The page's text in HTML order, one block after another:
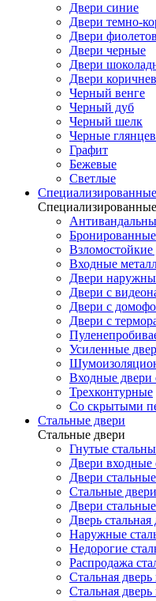
Двери синие
Двери темно-
Двери
Двери черные
Двери
Двери
Черный венге
Черный дуб
Черный шелк
Черные
Графит
Бежевые
Светлые
Взломостойкие
Входные
Двери
Двери с
Двери с
Двери с
Усиленные
Входные двери
Трехконтурные
Со скрытыми
Стальные двери
Стальные двери
Гнутые
Двери входные
Двери
Стальные
Двери
Дверь стальная
Наружные
Недорогие
Распродажа
Стальная
Стальная дверь